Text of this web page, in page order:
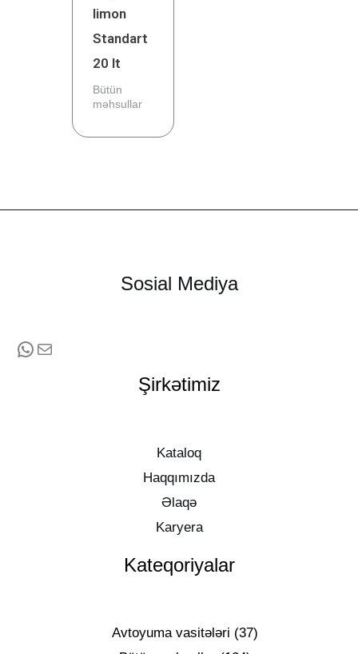
limon
Standart
20 lt
Bütün
məhsullar
Sosial Mediya
Şirkətimiz
Kataloq
Haqqımızda
Əlaqə
Karyera
Kateqoriyalar
Avtoyuma vasitələri 37